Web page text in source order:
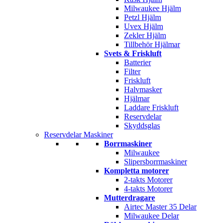
Milwaukee Hjälm
Petzl Hjälm
Uvex Hjälm
Zekler Hjälm
Tillbehör Hjälmar
Svets & Friskluft
Batterier
Filter
Friskluft
Halvmasker
Hjälmar
Laddare Friskluft
Reservdelar
Skyddsglas
Reservdelar Maskiner
Borrmaskiner
Milwaukee
Slipersborrmaskiner
Kompletta motorer
2-takts Motorer
4-takts Motorer
Mutterdragare
Airtec Master 35 Delar
Milwaukee Delar